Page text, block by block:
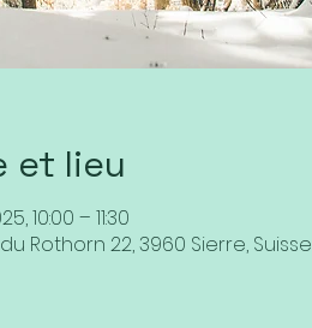
et lieu
10:00 – 11:30
Rothorn 22, 3960 Sierre, Suisse